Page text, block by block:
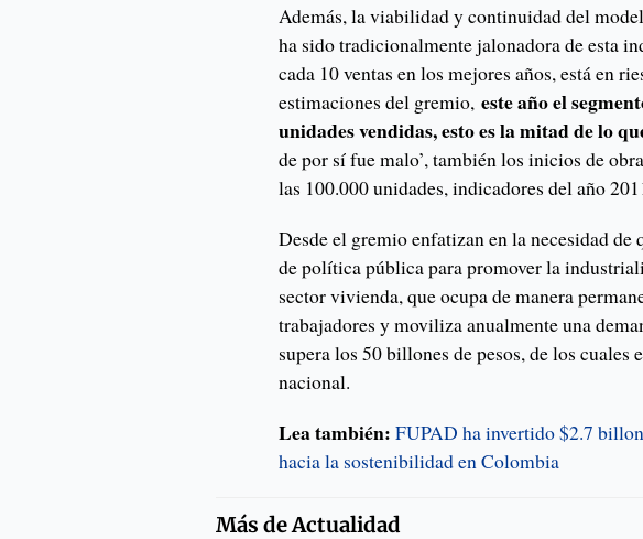
Además, la viabilidad y continuidad del
ha sido tradicionalmente jalonadora de esta
cada 10 ventas en los mejores años, está en
estimaciones del gremio, este año el
unidades vendidas, esto es la mitad de lo
de por sí fue malo’, también los inicios de
las 100.000 unidades, indicadores del año
Desde el gremio enfatizan en la necesidad de
de política pública para promover la
sector vivienda, que ocupa de manera
trabajadores y moviliza anualmente una
supera los 50 billones de pesos, de los cuales
nacional.
Lea también:FUPAD ha invertido $2.7
hacia la sostenibilidad en Colombia
Más deActualidad